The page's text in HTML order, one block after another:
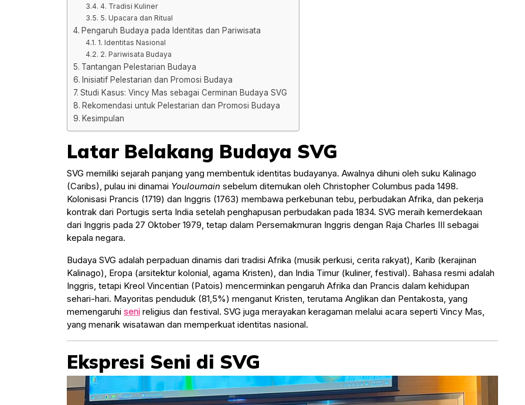
4. Tradisi Kuliner
5. Upacara dan Ritual
Pengaruh Budaya pada Identitas dan Pariwisata
1. Identitas Nasional
2. Pariwisata Budaya
Tantangan Pelestarian Budaya
Inisiatif Pelestarian dan Promosi Budaya
Studi Kasus: Vincy Mas sebagai Cerminan Budaya SVG
Rekomendasi untuk Pelestarian dan Promosi Budaya
Kesimpulan
Latar Belakang Budaya SVG
SVG memiliki sejarah panjang yang membentuk identitas budayanya. Awalnya dihuni oleh suku Kalinago
(Caribs), pulau ini dinamai Youloumain sebelum ditemukan oleh Christopher Columbus pada 1498.
Kolonisasi Prancis (1719) dan Inggris (1763) membawa perkebunan tebu, perbudakan Afrika, dan pekerja
kontrak dari Portugis serta India setelah penghapusan perbudakan pada 1834. SVG meraih kemerdekaan
dari Inggris pada 27 Oktober 1979, tetap dalam Persemakmuran Inggris dengan Raja Charles III sebagai
kepala negara.
Budaya SVG adalah perpaduan dinamis dari tradisi Afrika (musik perkusi, cerita rakyat), Karib (kerajinan
Kalinago), Eropa (arsitektur kolonial, agama Kristen), dan India Timur (kuliner, festival). Bahasa resmi adalah
Inggris, tetapi Kreol Vincentian (Patois) mencerminkan pengaruh Afrika dan Prancis dalam kehidupan
sehari-hari. Mayoritas penduduk (81,5%) menganut Kristen, terutama Anglikan dan Pentakosta, yang
memengaruhi seni religius dan festival. SVG juga merayakan keragaman melalui acara seperti Vincy Mas,
yang menarik wisatawan dan memperkuat identitas nasional.
Ekspresi Seni di SVG